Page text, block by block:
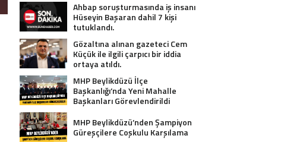
Ahbap soruşturmasında iş insanı
Hüseyin Başaran dahil 7 kişi
tutuklandı.
Gözaltına alınan gazeteci Cem
Küçük ile ilgili çarpıcı bir iddia
ortaya atıldı.
MHP Beylikdüzü İlçe
Başkanlığı’nda Yeni Mahalle
Başkanları Görevlendirildi
MHP Beylikdüzü’nden Şampiyon
Güreşçilere Coşkulu Karşılama